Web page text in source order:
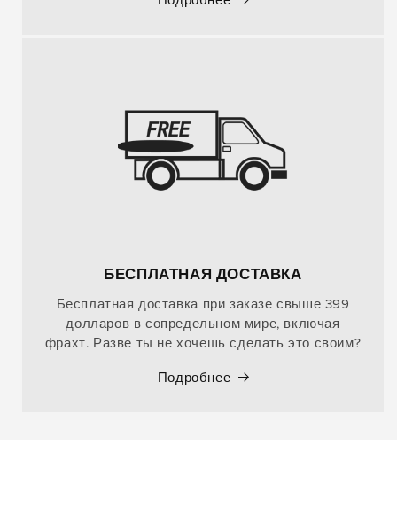
БЕСПЛАТНАЯ ДОСТАВКА
Бесплатная доставка при заказе свыше 399
долларов в сопредельном мире, включая
фрахт. Разве ты не хочешь сделать это своим?
Подробнее